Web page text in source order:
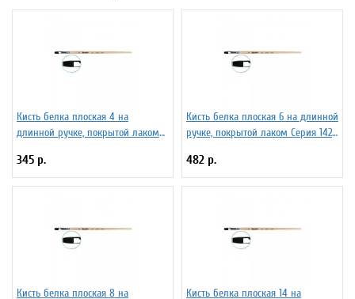
Кисть белка плоская 4 на
длинной ручке, покрытой лаком
345 р.
Кисть белка плоская 6 на длинной
ручке, покрытой лаком Серия 1422
482 р.
Кисть белка плоская 8 на
Кисть белка плоская 14 на